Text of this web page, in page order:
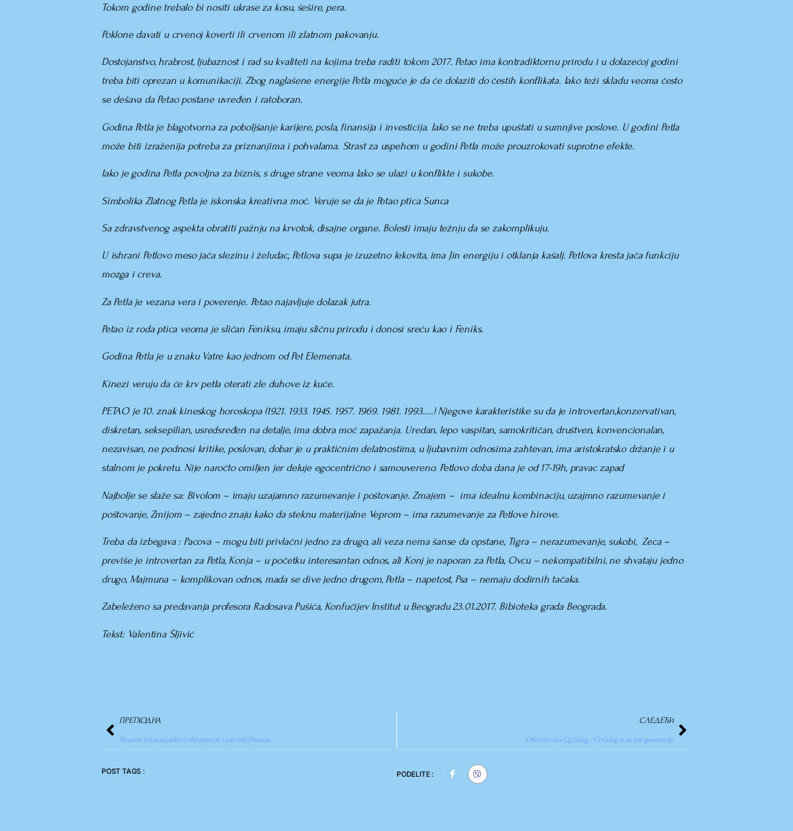
Tokom godine trebalo bi nositi ukrase za kosu, šešire, pera.
Poklone davati u crvenoj koverti ili crvenom ili zlatnom pakovanju.
Dostojanstvo, hrabrost, ljubaznost i rad su kvaliteti na kojima treba raditi tokom 2017. Petao ima kontradiktornu prirodu i u dolazećoj godini
treba biti oprezan u komunikaciji. Zbog naglašene energije Petla moguće je da će dolaziti do čestih konflikata. Iako teži skladu veoma često
se dešava da Petao postane uvređen i ratoboran.
Godina Petla je blagotvorna za poboljšanje karijere, posla, finansija i investicija. Iako se ne treba upuštati u sumnjive poslove. U godini Petla
može biti izraženija potreba za priznanjima i pohvalama. Strast za uspehom u godini Petla može prouzrokovati suprotne efekte.
Iako je godina Petla povoljna za biznis, s druge strane veoma lako se ulazi u konflikte i sukobe.
Simbolika Zlatnog Petla je iskonska kreativna moć. Veruje se da je Petao ptica Sunca
Sa zdravstvenog aspekta obratiti pažnju na krvotok, disajne organe. Bolesti imaju težnju da se zakomplikuju.
U ishrani Petlovo meso jača slezinu i želudac, Petlova supa je izuzetno lekovita, ima Jin energiju i otklanja kašalj. Petlova kresta jača funkciju
mozga i creva.
Za Petla je vezana vera i poverenje. Petao najavljuje dolazak jutra.
Petao iz roda ptica veoma je sličan Feniksu, imaju sličnu prirodu i donosi sreću kao i Feniks.
Godina Petla je u znaku Vatre kao jednom od Pet Elemenata.
Kinezi veruju da će krv petla oterati zle duhove iz kuće.
PETAO je 10. znak kineskog horoskopa (1921. 1933. 1945. 1957. 1969. 1981. 1993…..) Njegove karakteristike su da je introvertan,konzervativan,
diskretan, seksepilian, usredsređen na detalje, ima dobra moć zapažanja. Uredan, lepo vaspitan, samokritičan, društven, konvencionalan,
nezavisan, ne podnosi kritike, poslovan, dobar je u praktičnim delatnostima, u ljubavnim odnosima zahtevan, ima aristokratsko držanje i u
stalnom je pokretu. Nije naročto omiljen jer deluje egocentrično i samouvereno. Petlovo doba dana je od 17-19h, pravac zapad
Najbolje se slaže sa:Bivolom – imaju uzajamno razumevanje i poštovanje. Zmajem – ima idealnu kombinaciju, uzajmno razumevanje i
poštovanje, Zmijom – zajedno znaju kako da steknu materijalne Veprom – ima razumevanje za Petlove hirove.
Treba da izbegava: Pacova – mogu biti privlačni jedno za drugo, ali veza nema šanse da opstane, Tigra – nerazumevanje, sukobi, Zeca –
previše je introvertan za Petla, Konja – u početku interesantan odnos, ali Konj je naporan za Petla, Ovcu – nekompatibilni, ne shvataju jedno
drugo, Majmuna – komplikovan odnos, mada se dive jedno drugom, Petla – napetost, Psa – nemaju dodirnih tačaka.
Zabeleženo sa predavanja profesora Radosava Pušića, Konfučijev Institut u Beogradu 23.01.2017. Bibioteka grada Beograda.
Tekst: Valentina Šljivić
ПРЕТХОДНА
Naučno (čitaj zapadno) objašnjenje važnosti Disanja
СЛЕДЕЋИ
Otvoren čas Qi Gong / Ći Gong-a za sve generacije
POST TAGS : PODELITE :